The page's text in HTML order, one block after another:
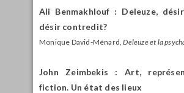
Ali Benmakhlouf : Deleuze,
désir contredit?
Monique David-Ménard,Deleuze et la
John Zeimbekis : Art,
fiction. Un état des lieux